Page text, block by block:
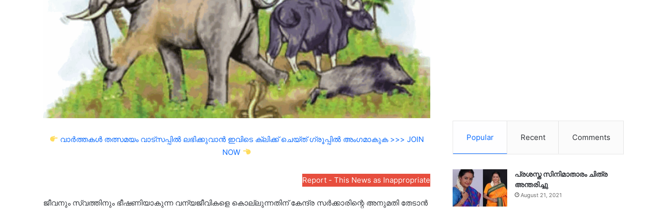
വാർത്തകൾ തത്സമയം വാട്സപ്പിൽ ലഭിക്കുവാൻ ഇവിടെ ക്ലിക്ക് ചെയ്ത് ഗ്രൂപ്പിൽ അംഗമാകുക >>> JOIN
NOW
Report - This News as Inappropriate
ജീവനും സ്വത്തിനും ഭീഷണിയാകുന്ന വന്യജീവികളെ കൊല്ലുന്നതിന് കേന്ദ്ര സര്‍ക്കാരിന്റെ അനുമതി തേടാന്‍
Popular Recent Comments
പ്രശസ്ത സിനിമാതാരം ചിത്ര
അന്തരിച്ചു
August 21, 2021